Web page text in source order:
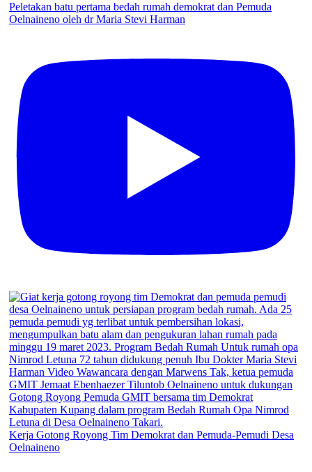
Peletakan batu pertama bedah rumah demokrat dan Pemuda
Oelnaineno oleh dr Maria Stevi Harman
Kerja Gotong Royong Tim Demokrat dan Pemuda-Pemudi Desa
Oelnaineno